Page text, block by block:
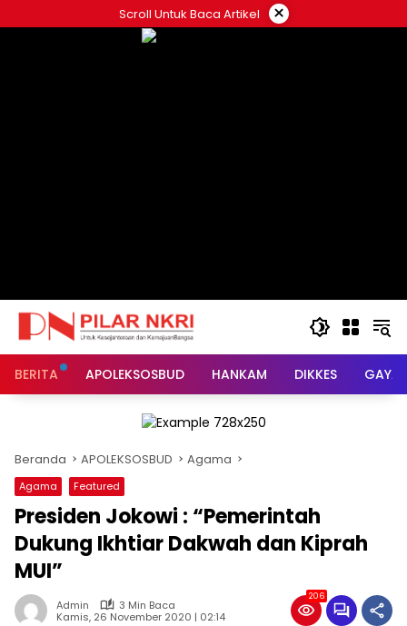
ke
Scroll Untuk Baca Artikel ×
BERITA APOLEKSOSBUD HANKAM DIKKES GAYA
Beranda APOLEKSOSBUD Agama
Agama Featured
Presiden Jokowi : “Pemerintah
Dukung Ikhtiar Dakwah dan Kiprah
MUI”
Admin
3 Min Baca
Kamis, 26 November 2020 | 02:14
206